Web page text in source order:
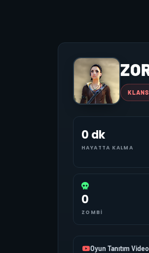
0 dk
HAYATTA KALMA
0
ZOMBI
Oyun Tanıtım